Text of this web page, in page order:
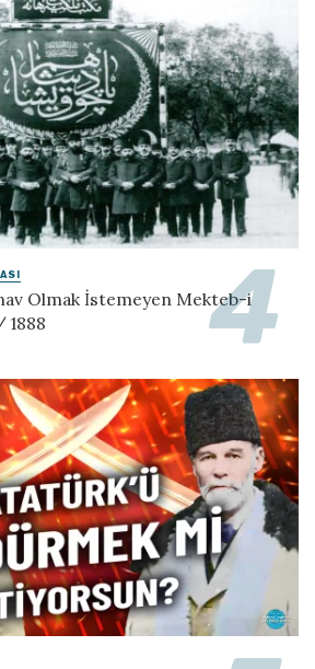
Olmak İstemeyen Mekteb-i
1888